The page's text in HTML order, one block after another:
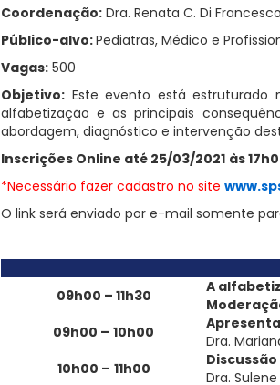
Coordenação: Dra. Renata C. Di Francesco
Público-alvo:Pediatras, Médico e
Vagas: 500
Objetivo: Este evento está estruturado
alfabetização e as principais
abordagem, diagnóstico e intervenção
Inscrições Online até 25/03/2021 às
*Necessário fazer cadastro no site
O link será enviado por e-mail somente
09h00 – 11h30
A
09h00 – 10h00
Dra.
10h00 – 11h00
Dra.